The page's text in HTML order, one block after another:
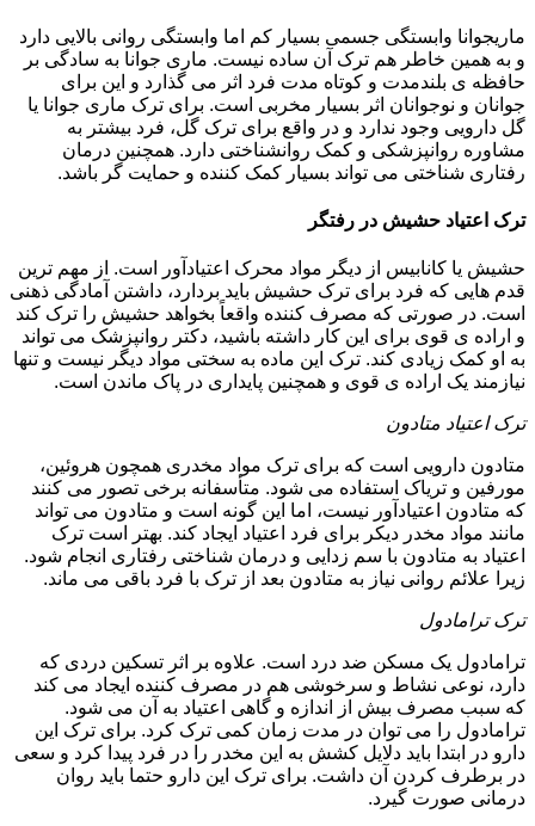
ماریجوانا وابستگی جسمی بسیار کم اما وابستگی روانی بالایی دارد
و به همین خاطر هم ترک آن ساده نیست. ماری جوانا به سادگی بر
حافظه ی بلندمدت و کوتاه مدت فرد اثر می گذارد و این برای
جوانان و نوجوانان اثر بسیار مخربی است. برای ترک ماری جوانا یا
گل دارویی وجود ندارد و در واقع برای ترک گل، فرد بیشتر به
مشاوره روانپزشکی و کمک روانشناختی دارد. همچنین درمان
رفتاری شناختی می تواند بسیار کمک کننده و حمایت گر باشد.
ترک اعتیاد حشیش در رفتگر
حشیش یا کانابیس از دیگر مواد محرک اعتیادآور است. از مهم ترین
قدم هایی که فرد برای ترک حشیش باید بردارد، داشتن آمادگی ذهنی
است. در صورتی که مصرف کننده واقعاً بخواهد حشیش را ترک کند
و اراده ی قوی برای این کار داشته باشید، دکتر روانپزشک می تواند
به او کمک زیادی کند. ترک این ماده به سختی مواد دیگر نیست و تنها
نیازمند یک اراده ی قوی و همچنین پایداری در پاک ماندن است.
ترک اعتیاد متادون
متادون دارویی است که برای ترک مواد مخدری همچون هروئین،
مورفین و تریاک استفاده می شود. متأسفانه برخی تصور می کنند
که متادون اعتیادآور نیست، اما این گونه است و متادون می تواند
مانند مواد مخدر دیکر برای فرد اعتیاد ایجاد کند. بهتر است ترک
اعتیاد به متادون با سم زدایی و درمان شناختی رفتاری انجام شود.
زیرا علائم روانی نیاز به متادون بعد از ترک با فرد باقی می ماند.
ترک ترامادول
ترامادول یک مسکن ضد درد است. علاوه بر اثر تسکین دردی که
دارد، نوعی نشاط و سرخوشی هم در مصرف کننده ایجاد می کند
که سبب مصرف بیش از اندازه و گاهی اعتیاد به آن می شود.
ترامادول را می توان در مدت زمان کمی ترک کرد. برای ترک این
دارو در ابتدا باید دلایل کشش به این مخدر را در فرد پیدا کرد و سعی
در برطرف کردن آن داشت. برای ترک این دارو حتما باید روان
درمانی صورت گیرد.